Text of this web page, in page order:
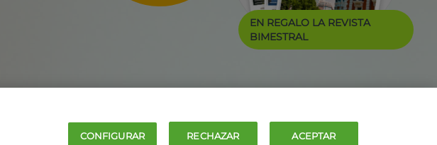
EN REGALO LA REVISTA
BIMESTRAL
CONFIGURAR RECHAZAR ACEPTAR